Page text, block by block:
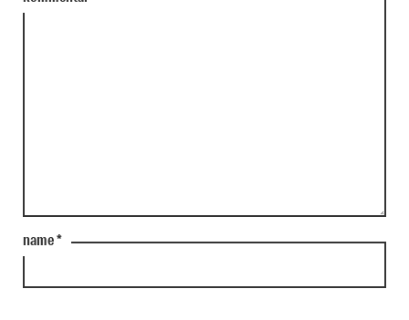
name*